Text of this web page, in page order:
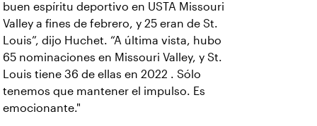
buen espíritu deportivo en USTA Missouri
Valley a fines de febrero, y 25 eran de St.
Louis”, dijo Huchet. “A última vista, hubo
65 nominaciones en Missouri Valley, y St.
Louis tiene 36 de ellas en 2022 . Sólo
tenemos que mantener el impulso. Es
emocionante."